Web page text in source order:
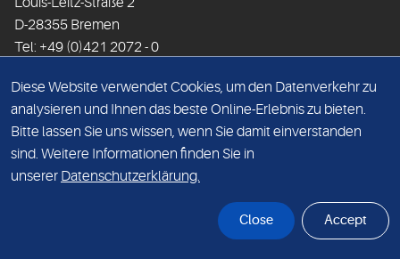
D-28355 Bremen
Tel: +49 (0)421 2072 - 0
Email:info@mlhb.de
DATENSCHUTZ
IMPRESSUM
Diese Website verwendet Cookies, um den Datenverkehr zu
analysieren und Ihnen das beste Online-Erlebnis zu bieten.
Bitte lassen Sie uns wissen, wenn Sie damit einverstanden
sind. Weitere Informationen finden Sie in
unserer Datenschutzerklärung.
Close Accept